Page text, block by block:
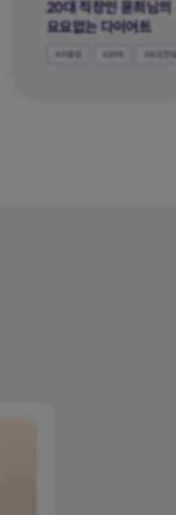
현직 간호사 김유란님
건강 회복 다이어트
#서울점 #30대 #요요현상